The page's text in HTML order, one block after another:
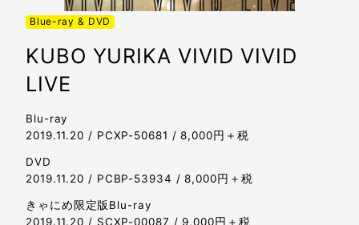
Blue-ray & DVD
KUBO YURIKA VIVID VIVID
LIVE
Blu-ray
2019.11.20 / PCXP-50681 / 8,000円＋税
DVD
2019.11.20 / PCBP-53934 / 8,000円＋税
きゃにめ限定版Blu-ray
2019.11.20 / SCXP-00087 / 9,000円＋税